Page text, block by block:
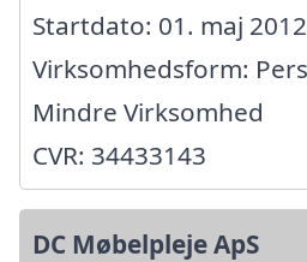
Startdato: 01. maj
Virksomhedsform:
Mindre Virksomhed
CVR: 34433143
DC Møbelpleje ApS